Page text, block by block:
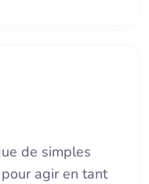
de simples
agir en tant